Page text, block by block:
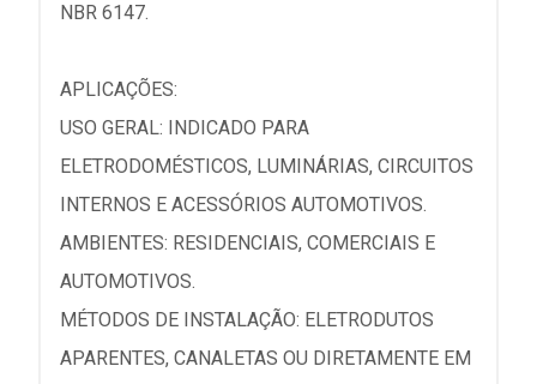
NBR 6147.
APLICAÇÕES:
USO GERAL: INDICADO PARA
ELETRODOMÉSTICOS, LUMINÁRIAS, CIRCUITOS
INTERNOS E ACESSÓRIOS AUTOMOTIVOS.
AMBIENTES: RESIDENCIAIS, COMERCIAIS E
AUTOMOTIVOS.
MÉTODOS DE INSTALAÇÃO: ELETRODUTOS
APARENTES, CANALETAS OU DIRETAMENTE EM